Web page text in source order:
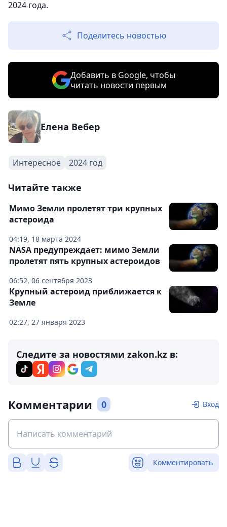
2024 года.
Поделитесь новостью
Добавить в Google, чтобы
читать новости первым
Елена Вебер
Интересное 2024 год
Читайте также
04:19, 18 марта 2024
Мимо Земли пролетят три крупных
астероида
06:52, 06 сентября 2023
NASA предупреждает: мимо Земли
пролетят пять крупных астероидов
02:27, 27 января 2023
Крупный астероид приближается к
Земле
Следите за новостями zakon.kz в:
Комментарии 0 Вход
Комментировать